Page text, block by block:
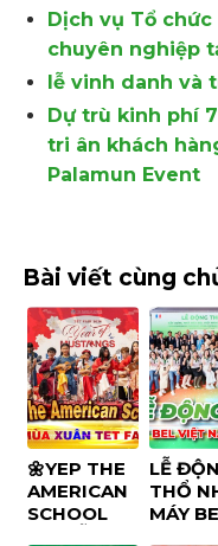
Dịch vụ Tổ
chuyên nghiệp
lễ vinh danh và
Dự trù kinh phí
tri ân khách
Palamun Event
Bài viết cùng
🌼YEP THE
AMERICAN
SCHOOL
LỄ
THỔ
MÁY